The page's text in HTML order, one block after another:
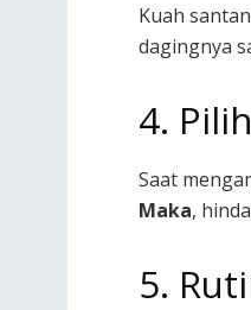
Kuah
dagingnya
4.
Saat
Maka,
5.